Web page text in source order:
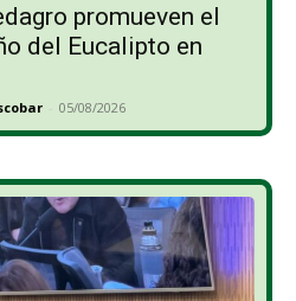
promueven el
del Eucalipto en
- 05/08/2026